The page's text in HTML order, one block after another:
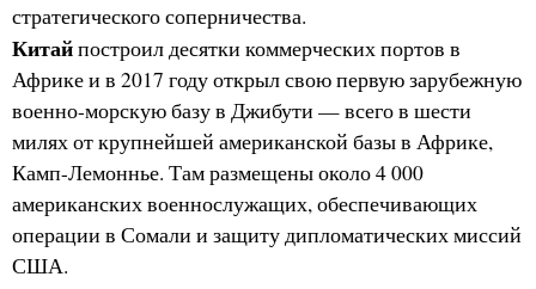
стратегического соперничества.
Китайпостроил десятки коммерческих портов в
Африке и в 2017 году открыл свою первую зарубежную
военно-морскую базу в Джибути — всего в шести
милях от крупнейшей американской базы в Африке,
Камп-Лемоннье. Там размещены около 4 000
американских военнослужащих, обеспечивающих
операции в Сомали и защиту дипломатических миссий
США.